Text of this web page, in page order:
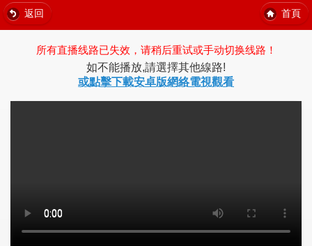
返回 首頁
所有直播线路已失效，请稍后重试或手动切换线路！
如不能播放,請選擇其他線路!
或點擊下載安卓版網絡電視觀看